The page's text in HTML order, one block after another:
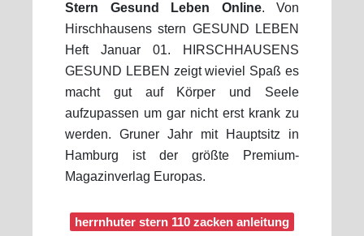
Stern Gesund Leben Online. Von
Hirschhausens stern GESUND LEBEN
Heft Januar 01. HIRSCHHAUSENS
GESUND LEBEN zeigt wieviel Spaß es
macht gut auf Körper und Seele
aufzupassen um gar nicht erst krank zu
werden. Gruner Jahr mit Hauptsitz in
Hamburg ist der größte Premium-
Magazinverlag Europas.
herrnhuter stern 110 zacken anleitung